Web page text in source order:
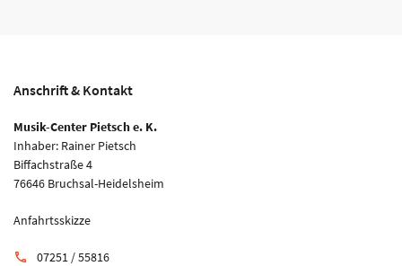
Anschrift & Kontakt
Musik-Center Pietsch e. K.
Inhaber: Rainer Pietsch
Biffachstraße 4
76646 Bruchsal-Heidelsheim
Anfahrtsskizze
phone 07251 / 55816